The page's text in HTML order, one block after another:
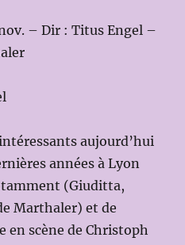
– Dir : Titus Engel –
aujourd’hui
années à Lyon
(Giuditta,
Marthaler) et de
en scène de Christoph